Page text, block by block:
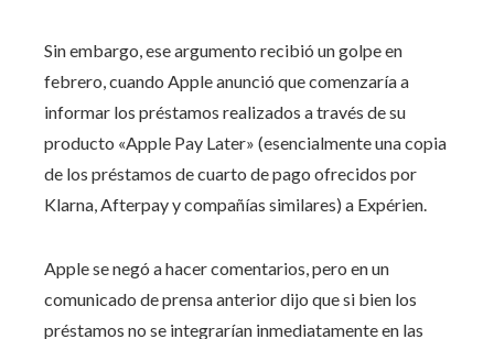
Sin embargo, ese argumento recibió un golpe en
febrero, cuando Apple anunció que comenzaría a
informar los préstamos realizados a través de su
producto «Apple Pay Later» (esencialmente una copia
de los préstamos de cuarto de pago ofrecidos por
Klarna, Afterpay y compañías similares) a Expérien.
Apple se negó a hacer comentarios, pero en un
comunicado de prensa anterior dijo que si bien los
préstamos no se integrarían inmediatamente en las